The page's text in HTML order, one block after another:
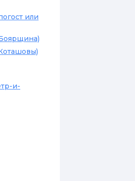
или
и-